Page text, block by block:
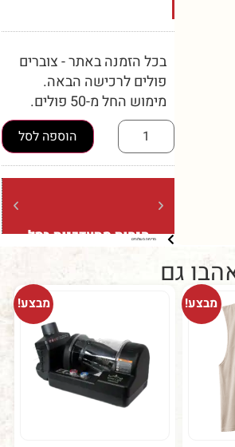
בכל הזמנה באתר - צוברים
פולים לרכישה הבאה.
מימוש החל מ-50 פולים.
הוספה לסל
הנחות מתעדכנות בסל
ברכישה מעל 5 קילו (בשקיות של